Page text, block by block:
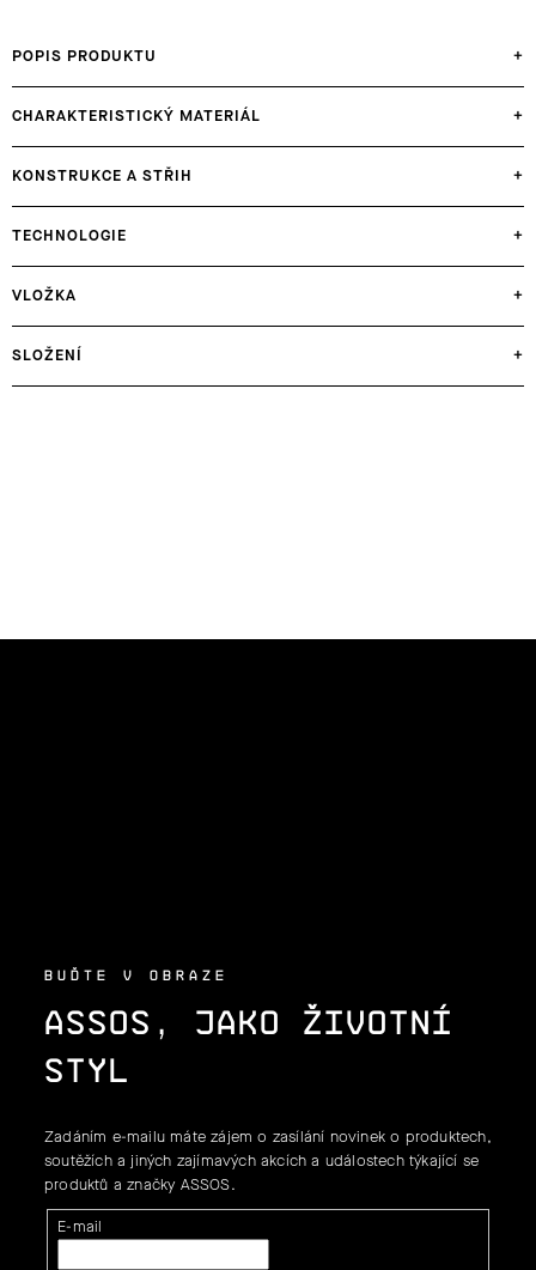
POPIS PRODUKTU +
CHARAKTERISTICKÝ MATERIÁL +
KONSTRUKCE A STŘIH +
TECHNOLOGIE +
VLOŽKA +
SLOŽENÍ +
BUĎTE V OBRAZE
ASSOS, JAKO ŽIVOTNÍ
STYL
Zadáním e-mailu máte zájem o zasílání novinek o produktech,
soutěžích a jiných zajímavých akcích a událostech týkající se
produktů a značky ASSOS.
E-mail